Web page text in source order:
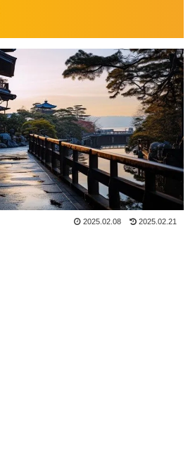
2025.02.08 2025.02.21